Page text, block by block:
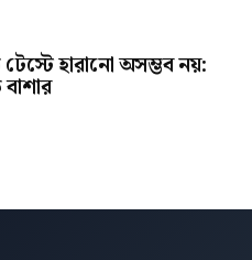
টেস্টে হারানো অসম্ভব নয়:
বাশার